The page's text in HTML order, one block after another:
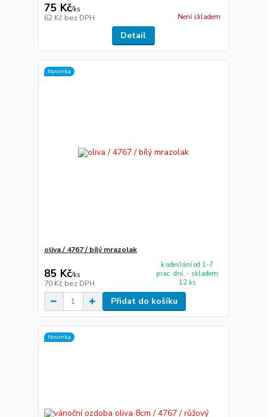
75 Kč/ks
62 Kč bez DPH Není skladem
Detail
Novinka
oliva / 4767 / bílý mrazolak
85 Kč/ks
70 Kč bez DPH
k odeslání od 1-7
prac. dní. - skladem
12 ks
Přidat do košíku
Novinka